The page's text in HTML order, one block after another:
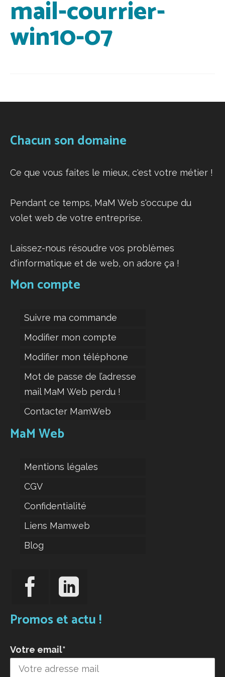
mail-courrier-
win10-07
Chacun son domaine
Ce que vous faites le mieux, c'est votre métier !
Pendant ce temps, MaM Web s'occupe du
volet web de votre entreprise.
Laissez-nous résoudre vos problèmes
d'informatique et de web, on adore ça !
Mon compte
Suivre ma commande
Modifier mon compte
Modifier mon téléphone
Mot de passe de l’adresse
mail MaM Web perdu !
Contacter MamWeb
MaM Web
Mentions légales
CGV
Confidentialité
Liens Mamweb
Blog
Promos et actu !
Votre email*